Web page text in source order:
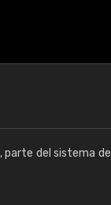
, parte del sistema de